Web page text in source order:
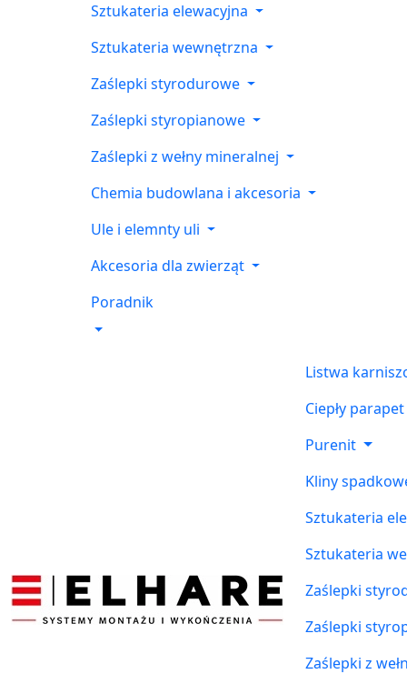
Sztukateria elewacyjna
Sztukateria wewnętrzna
Zaślepki styrodurowe
Zaślepki styropianowe
Zaślepki z wełny mineralnej
Chemia budowlana i akcesoria
Ule i elemnty uli
Akcesoria dla zwierząt
Poradnik
Listwa
Ciepły parapet
Purenit
Kliny
Sztukateria
Sztukateria
Zaślepki
Zaślepki
Zaślepki z